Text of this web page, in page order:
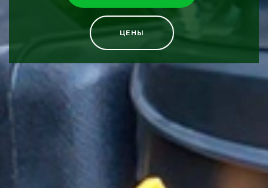
ЦЕНЫ